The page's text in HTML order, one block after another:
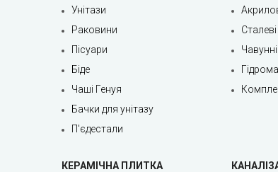
Унітази
Раковини
Пісуари
Біде
Чаші Генуя
Бачки для унітазу
П'єдестали
КЕРАМІЧНА ПЛИТКА